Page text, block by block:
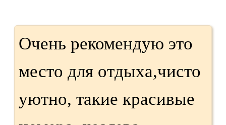
Очень рекомендую это
место для отдыха,чисто
уютно, такие красивые